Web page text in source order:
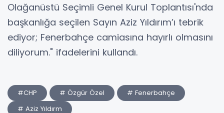
Olağanüstü Seçimli Genel Kurul Toplantısı'nda
başkanlığa seçilen Sayın Aziz Yıldırım’ı tebrik
ediyor; Fenerbahçe camiasına hayırlı olmasını
diliyorum." ifadelerini kullandı.
#CHP # Özgür Özel
# Fenerbahçe
# Aziz Yıldırm